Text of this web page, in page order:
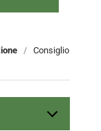
/
Consiglio